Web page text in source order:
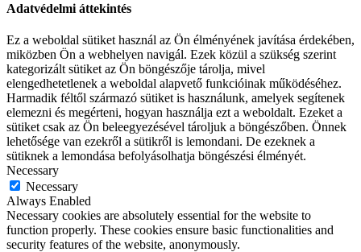
Adatvédelmi áttekintés
Ez a weboldal sütiket használ az Ön élményének javítása érdekében,
miközben Ön a webhelyen navigál. Ezek közül a szükség szerint
kategorizált sütiket az Ön böngészője tárolja, mivel
elengedhetetlenek a weboldal alapvető funkcióinak működéséhez.
Harmadik féltől származó sütiket is használunk, amelyek segítenek
elemezni és megérteni, hogyan használja ezt a weboldalt. Ezeket a
sütiket csak az Ön beleegyezésével tároljuk a böngészőben. Önnek
lehetősége van ezekről a sütikről is lemondani. De ezeknek a
sütiknek a lemondása befolyásolhatja böngészési élményét.
Necessary
Necessary
Always Enabled
Necessary cookies are absolutely essential for the website to
function properly. These cookies ensure basic functionalities and
security features of the website, anonymously.